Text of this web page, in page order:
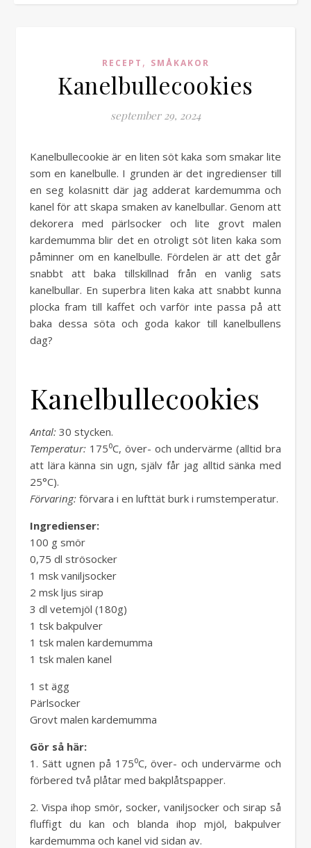
RECEPT , SMÅKAKOR
Kanelbullecookies
september 29, 2024
Kanelbullecookie är en liten söt kaka som smakar lite
som en kanelbulle. I grunden är det ingredienser till
en seg kolasnitt där jag adderat kardemumma och
kanel för att skapa smaken av kanelbullar. Genom att
dekorera med pärlsocker och lite grovt malen
kardemumma blir det en otroligt söt liten kaka som
påminner om en kanelbulle. Fördelen är att det går
snabbt att baka tillskillnad från en vanlig sats
kanelbullar. En superbra liten kaka att snabbt kunna
plocka fram till kaffet och varför inte passa på att
baka dessa söta och goda kakor till kanelbullens
dag?
Kanelbullecookies
Antal: 30 stycken.
Temperatur: 175⁰C, över- och undervärme (alltid bra
att lära känna sin ugn, själv får jag alltid sänka med
25°C).
Förvaring: förvara i en lufttät burk i rumstemperatur.
Ingredienser:
100 g smör
0,75 dl strösocker
1 msk vaniljsocker
2 msk ljus sirap
3 dl vetemjöl (180g)
1 tsk bakpulver
1 tsk malen kardemumma
1 tsk malen kanel
1 st ägg
Pärlsocker
Grovt malen kardemumma
Gör så här:
1. Sätt ugnen på 175⁰C, över- och undervärme och
förbered två plåtar med bakplåtspapper.
2. Vispa ihop smör, socker, vaniljsocker och sirap så
fluffigt du kan och blanda ihop mjöl, bakpulver
kardemumma och kanel vid sidan av.